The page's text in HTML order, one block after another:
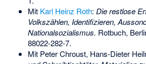
Mit Karl Heinz Roth: Die restlose
Volkszählen, Identifizieren,
Nationalsozialismus. Rotbuch,
88022-282-7.
Mit Peter Chroust, Hans-Dieter